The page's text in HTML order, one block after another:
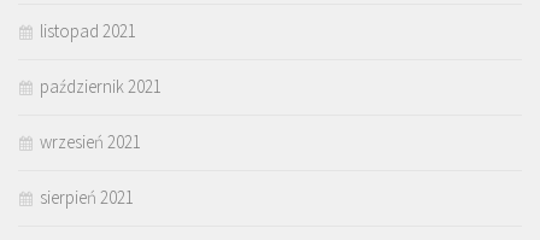
listopad 2021
październik 2021
wrzesień 2021
sierpień 2021